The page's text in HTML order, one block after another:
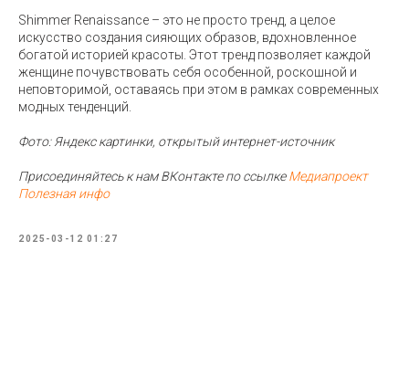
Shimmer Renaissance – это не просто тренд, а целое
искусство создания сияющих образов, вдохновленное
богатой историей красоты. Этот тренд позволяет каждой
женщине почувствовать себя особенной, роскошной и
неповторимой, оставаясь при этом в рамках современных
модных тенденций.
Фото: Яндекс картинки, открытый интернет-источник
Присоединяйтесь к нам ВКонтакте по ссылкеМедиапроект
Полезная инфо
2025-03-12 01:27